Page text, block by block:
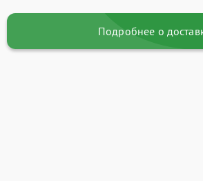
Подробнее о